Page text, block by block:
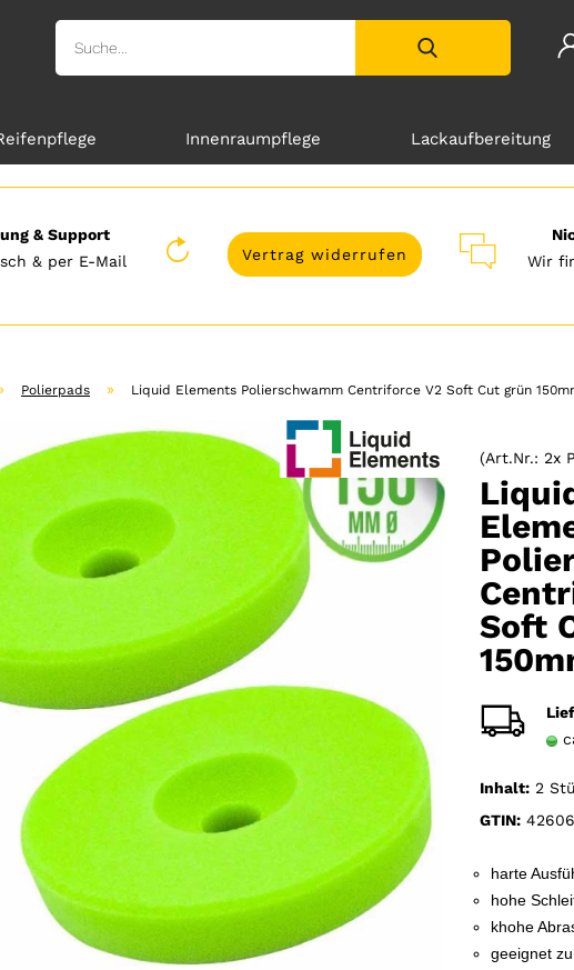
Innenraumpflege Lackaufbereitung
& Support
& per E-Mail
Vertrag widerrufen
Wir
Polierpads » Liquid Elements Polierschwamm Centriforce V2 Soft Cut grün
(Art.Nr.: 2x
Soft
Inhalt: 2
GTIN:
harte
hohe
khohe
geeignet